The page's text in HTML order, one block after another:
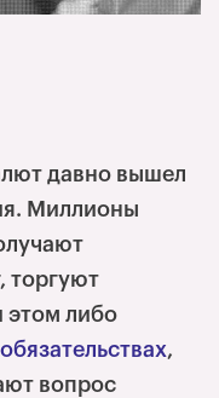
давно вышел
Миллионы
торгуют
этом либо
,
вопрос